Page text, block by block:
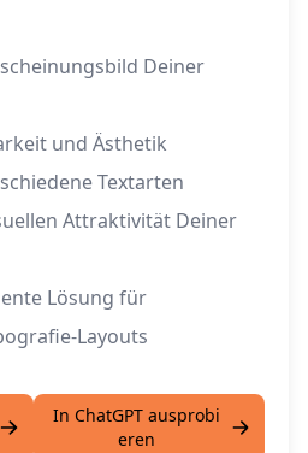
Deiner
und Ästhetik
Textarten
Attraktivität Deiner
Lösung für
Layouts
In ChatGPT ausprobi
eren